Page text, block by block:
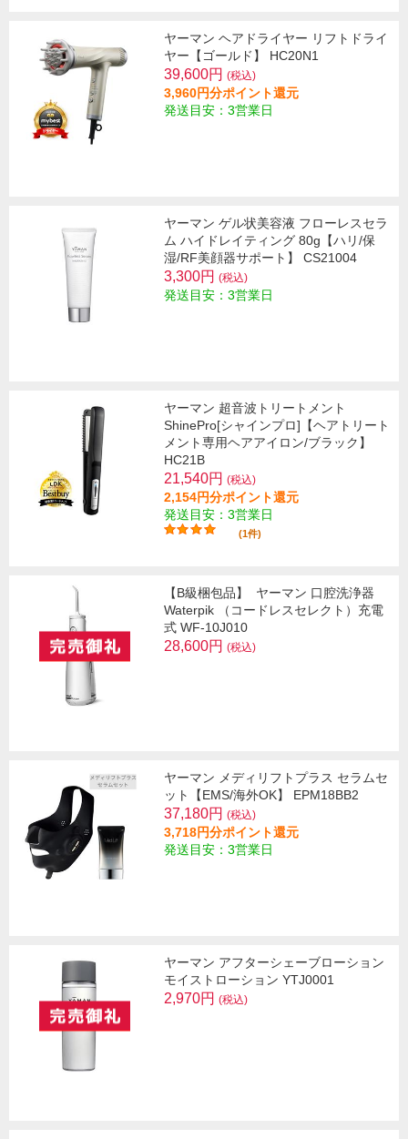
ヤーマン ヘアドライヤー リフトドライ
ヤー【ゴールド】 HC20N1
39,600円 (税込)
3,960円分ポイント還元
発送目安：3営業日
ヤーマン ゲル状美容液 フローレスセラ
ム ハイドレイティング 80g【ハリ/保
湿/RF美顔器サポート】 CS21004
3,300円 (税込)
発送目安：3営業日
ヤーマン 超音波トリートメント
ShinePro[シャインプロ]【ヘアトリート
メント専用ヘアアイロン/ブラック】
HC21B
21,540円 (税込)
2,154円分ポイント還元
発送目安：3営業日
(1件)
【B級梱包品】
ヤーマン 口腔洗浄器
Waterpik （コードレスセレクト）充電
式 WF-10J010
28,600円 (税込)
ヤーマン メディリフトプラス セラムセ
ット【EMS/海外OK】 EPM18BB2
37,180円 (税込)
3,718円分ポイント還元
発送目安：3営業日
ヤーマン アフターシェーブローション
モイストローション YTJ0001
2,970円 (税込)